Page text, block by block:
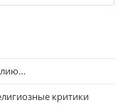
критики